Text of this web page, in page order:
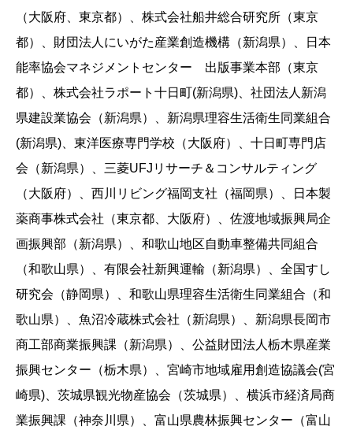
（大阪府、東京都）、株式会社船井総合研究所（東京
都）、財団法人にいがた産業創造機構（新潟県）、日本
能率協会マネジメントセンター 出版事業本部（東京
都）、株式会社ラポート十日町(新潟県)、社団法人新潟
県建設業協会（新潟県）、新潟県理容生活衛生同業組合
(新潟県)、東洋医療専門学校（大阪府）、十日町専門店
会（新潟県）、三菱UFJリサーチ＆コンサルティング
（大阪府）、西川リビング福岡支社（福岡県）、日本製
薬商事株式会社（東京都、大阪府）、佐渡地域振興局企
画振興部（新潟県）、和歌山地区自動車整備共同組合
（和歌山県）、有限会社新興運輸（新潟県）、全国すし
研究会（静岡県）、和歌山県理容生活衛生同業組合（和
歌山県）、魚沼冷蔵株式会社（新潟県）、新潟県長岡市
商工部商業振興課（新潟県）、公益財団法人栃木県産業
振興センター（栃木県）、宮崎市地域雇用創造協議会(宮
崎県)、茨城県観光物産協会（茨城県）、横浜市経済局商
業振興課（神奈川県）、富山県農林振興センター（富山